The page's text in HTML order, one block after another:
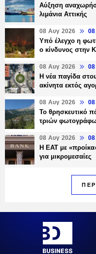
Αύξηση
λιμάνια Αττικής
08 Αυγ 2026
Υπό έλεγχο η
ο κίνδυνος στην
08 Αυγ 2026
Η νέα παγίδα
ακίνητα εκτός
08 Αυγ 2026
Το θρησκευτικό
τριών
08 Αυγ 2026
Η ΕΑΤ με
για μικρομεσαίες